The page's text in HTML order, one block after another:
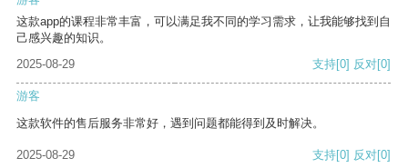
这款app的课程非常丰富，可以满足我不同的学习需求，让我能够找到自
己感兴趣的知识。
2025-08-29
支持[0] 反对[0]
游客
这款软件的售后服务非常好，遇到问题都能得到及时解决。
2025-08-29 支持[0] 反对[0]